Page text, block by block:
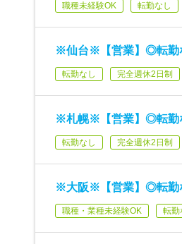
職種未経験OK 転勤なし
※仙台※【営業】◎転勤
転勤なし 完全週休2日制
※札幌※【営業】◎転勤
転勤なし 完全週休2日制
※大阪※【営業】◎転勤
職種・業種未経験OK 転勤